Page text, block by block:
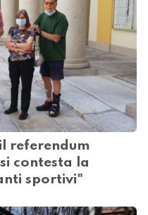
referendum
contesta la
sportivi"